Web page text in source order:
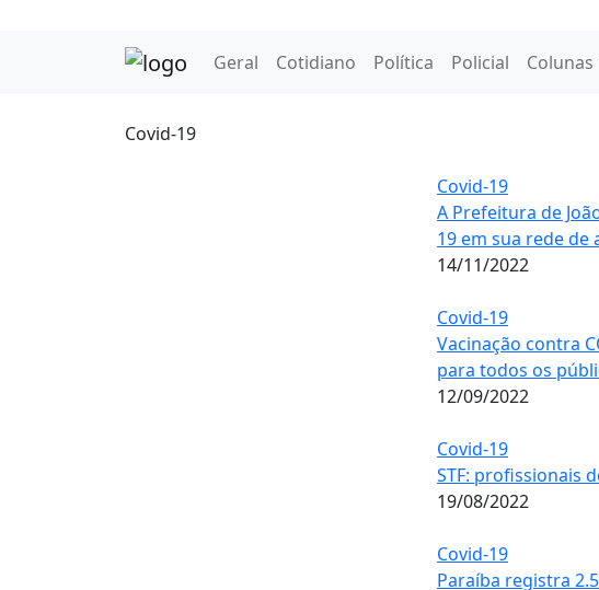
Geral Cotidiano Política Policial Colunas
Covid-19
Covid-19
A Prefeitura de
19 em sua rede de
14/11/2022
Covid-19
Vacinação contra
para todos os
12/09/2022
Covid-19
STF: profissionais
19/08/2022
Covid-19
Paraíba registra